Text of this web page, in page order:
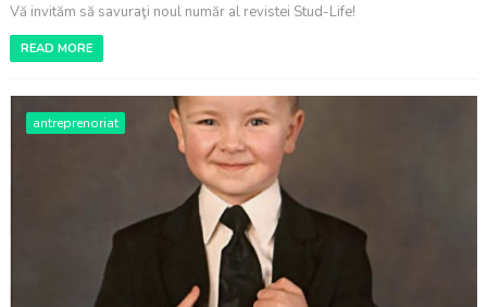
Vă invităm să savuraţi noul număr al revistei Stud-Life!
READ MORE
antreprenoriat